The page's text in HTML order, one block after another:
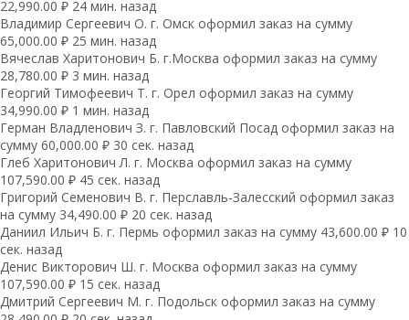
22,990.00 ₽ 24 мин. назад
Владимир Сергеевич О. г. Омск оформил заказ на сумму
65,000.00 ₽ 25 мин. назад
Вячеслав Харитонович Б. г.Москва оформил заказ на сумму
28,780.00 ₽ 3 мин. назад
Георгий Тимофеевич Т. г. Орел оформил заказ на сумму
34,990.00 ₽ 1 мин. назад
Герман Владленович З. г. Павловский Посад оформил заказ на
сумму 60,000.00 ₽ 30 сек. назад
Глеб Харитонович Л. г. Москва оформил заказ на сумму
107,590.00 ₽ 45 сек. назад
Григорий Семенович В. г. Перславль-Залесский оформил заказ
на сумму 34,490.00 ₽ 20 сек. назад
Даниил Ильич Б. г. Пермь оформил заказ на сумму 43,600.00 ₽ 10
сек. назад
Денис Викторович Ш. г. Москва оформил заказ на сумму
107,590.00 ₽ 15 сек. назад
Дмитрий Сергеевич М. г. Подольск оформил заказ на сумму